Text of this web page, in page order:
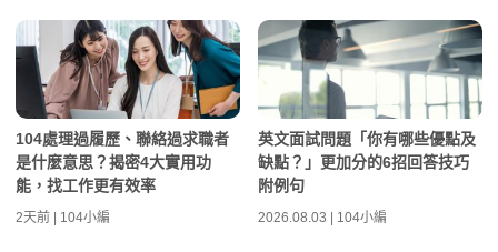
104處理過履歷、聯絡過求職者
是什麼意思？揭密4大實用功
能，找工作更有效率
2天前 | 104小編
英文面試問題「你有哪些優點及
缺點？」更加分的6招回答技巧
附例句
2026.08.03 | 104小編